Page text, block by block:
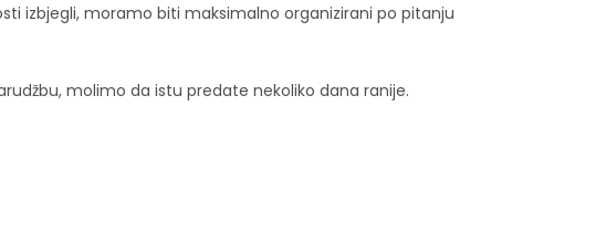
izbjegli, moramo biti maksimalno organizirani po pitanju
molimo da istu predate nekoliko dana ranije.